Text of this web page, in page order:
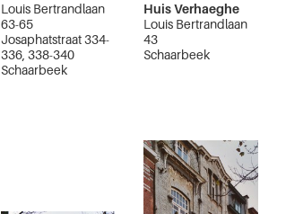
Louis Bertrandlaan
63-65
Josaphatstraat 334-
336, 338-340
Schaarbeek
Huis Verhaeghe
Louis Bertrandlaan
43
Schaarbeek